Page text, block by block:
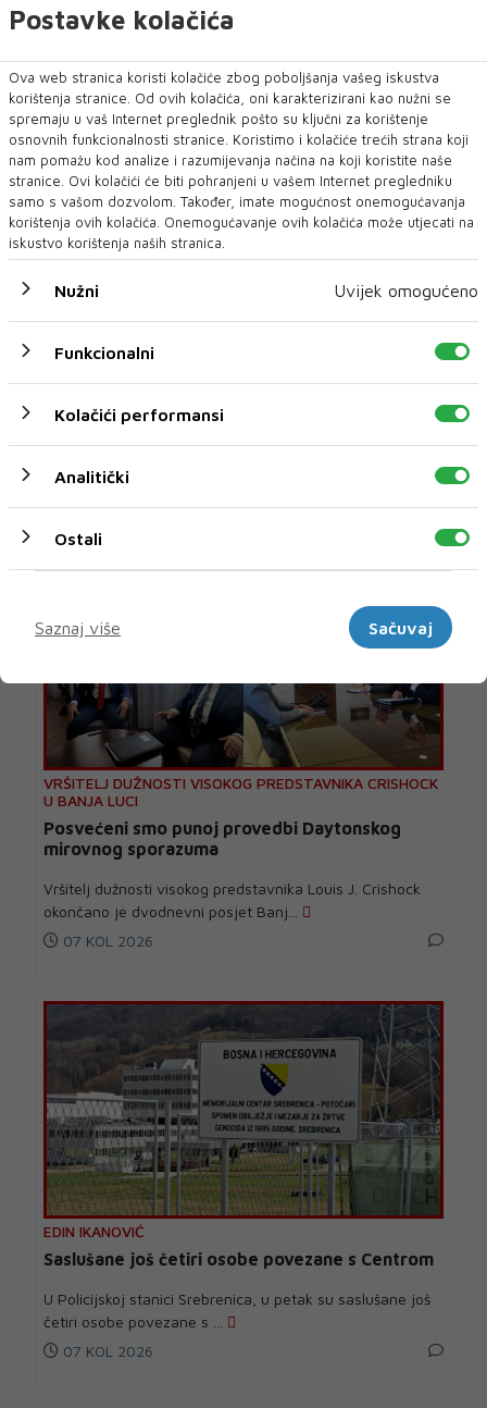
U novom broju pročitajte
BIH
Požar na području Kanjine i Živašnice i dalje
aktivan, angažirani brojni vatrogasci i
VRŠITELJ DUŽNOSTI VISOKOG PREDSTAVNIKA CRISHOCK
U BANJA LUCI
Posvećeni smo punoj provedbi Daytonskog
mirovnog sporazuma
Vršitelj dužnosti visokog predstavnika Louis J. Crishock
okončano je dvodnevni posjet Banj...
07 KOL 2026
EDIN IKANOVIĆ
Saslušane još četiri osobe povezane s Centrom
U Policijskoj stanici Srebrenica, u petak su saslušane još
četiri osobe povezane s ...
07 KOL 2026
Postavke kolačića
Ova web stranica koristi kolačiće zbog poboljšanja vašeg iskustva
korištenja stranice. Od ovih kolačića, oni karakterizirani kao nužni se
spremaju u vaš Internet preglednik pošto su ključni za korištenje
osnovnih funkcionalnosti stranice. Koristimo i kolačiće trećih strana koji
nam pomažu kod analize i razumijevanja načina na koji koristite naše
stranice. Ovi kolačići će biti pohranjeni u vašem Internet pregledniku
samo s vašom dozvolom. Također, imate mogućnost onemogućavanja
korištenja ovih kolačića. Onemogućavanje ovih kolačića može utjecati na
iskustvo korištenja naših stranica.
Nužni Uvijek omogućeno
Funkcionalni
Kolačići performansi
Analitički
Ostali
Saznaj više
Sačuvaj